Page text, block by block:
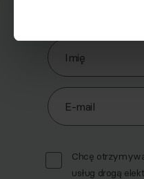
Imię
E-mail
Chcę
usług drogą